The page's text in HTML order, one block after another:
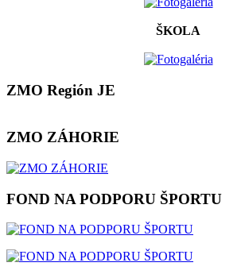
ŠKOLA
ZMO Región JE
ZMO ZÁHORIE
FOND NA PODPORU ŠPORTU